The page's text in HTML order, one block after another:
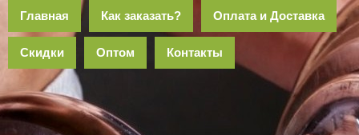
Главная Как заказать? Оплата и Доставка
Скидки Оптом Контакты